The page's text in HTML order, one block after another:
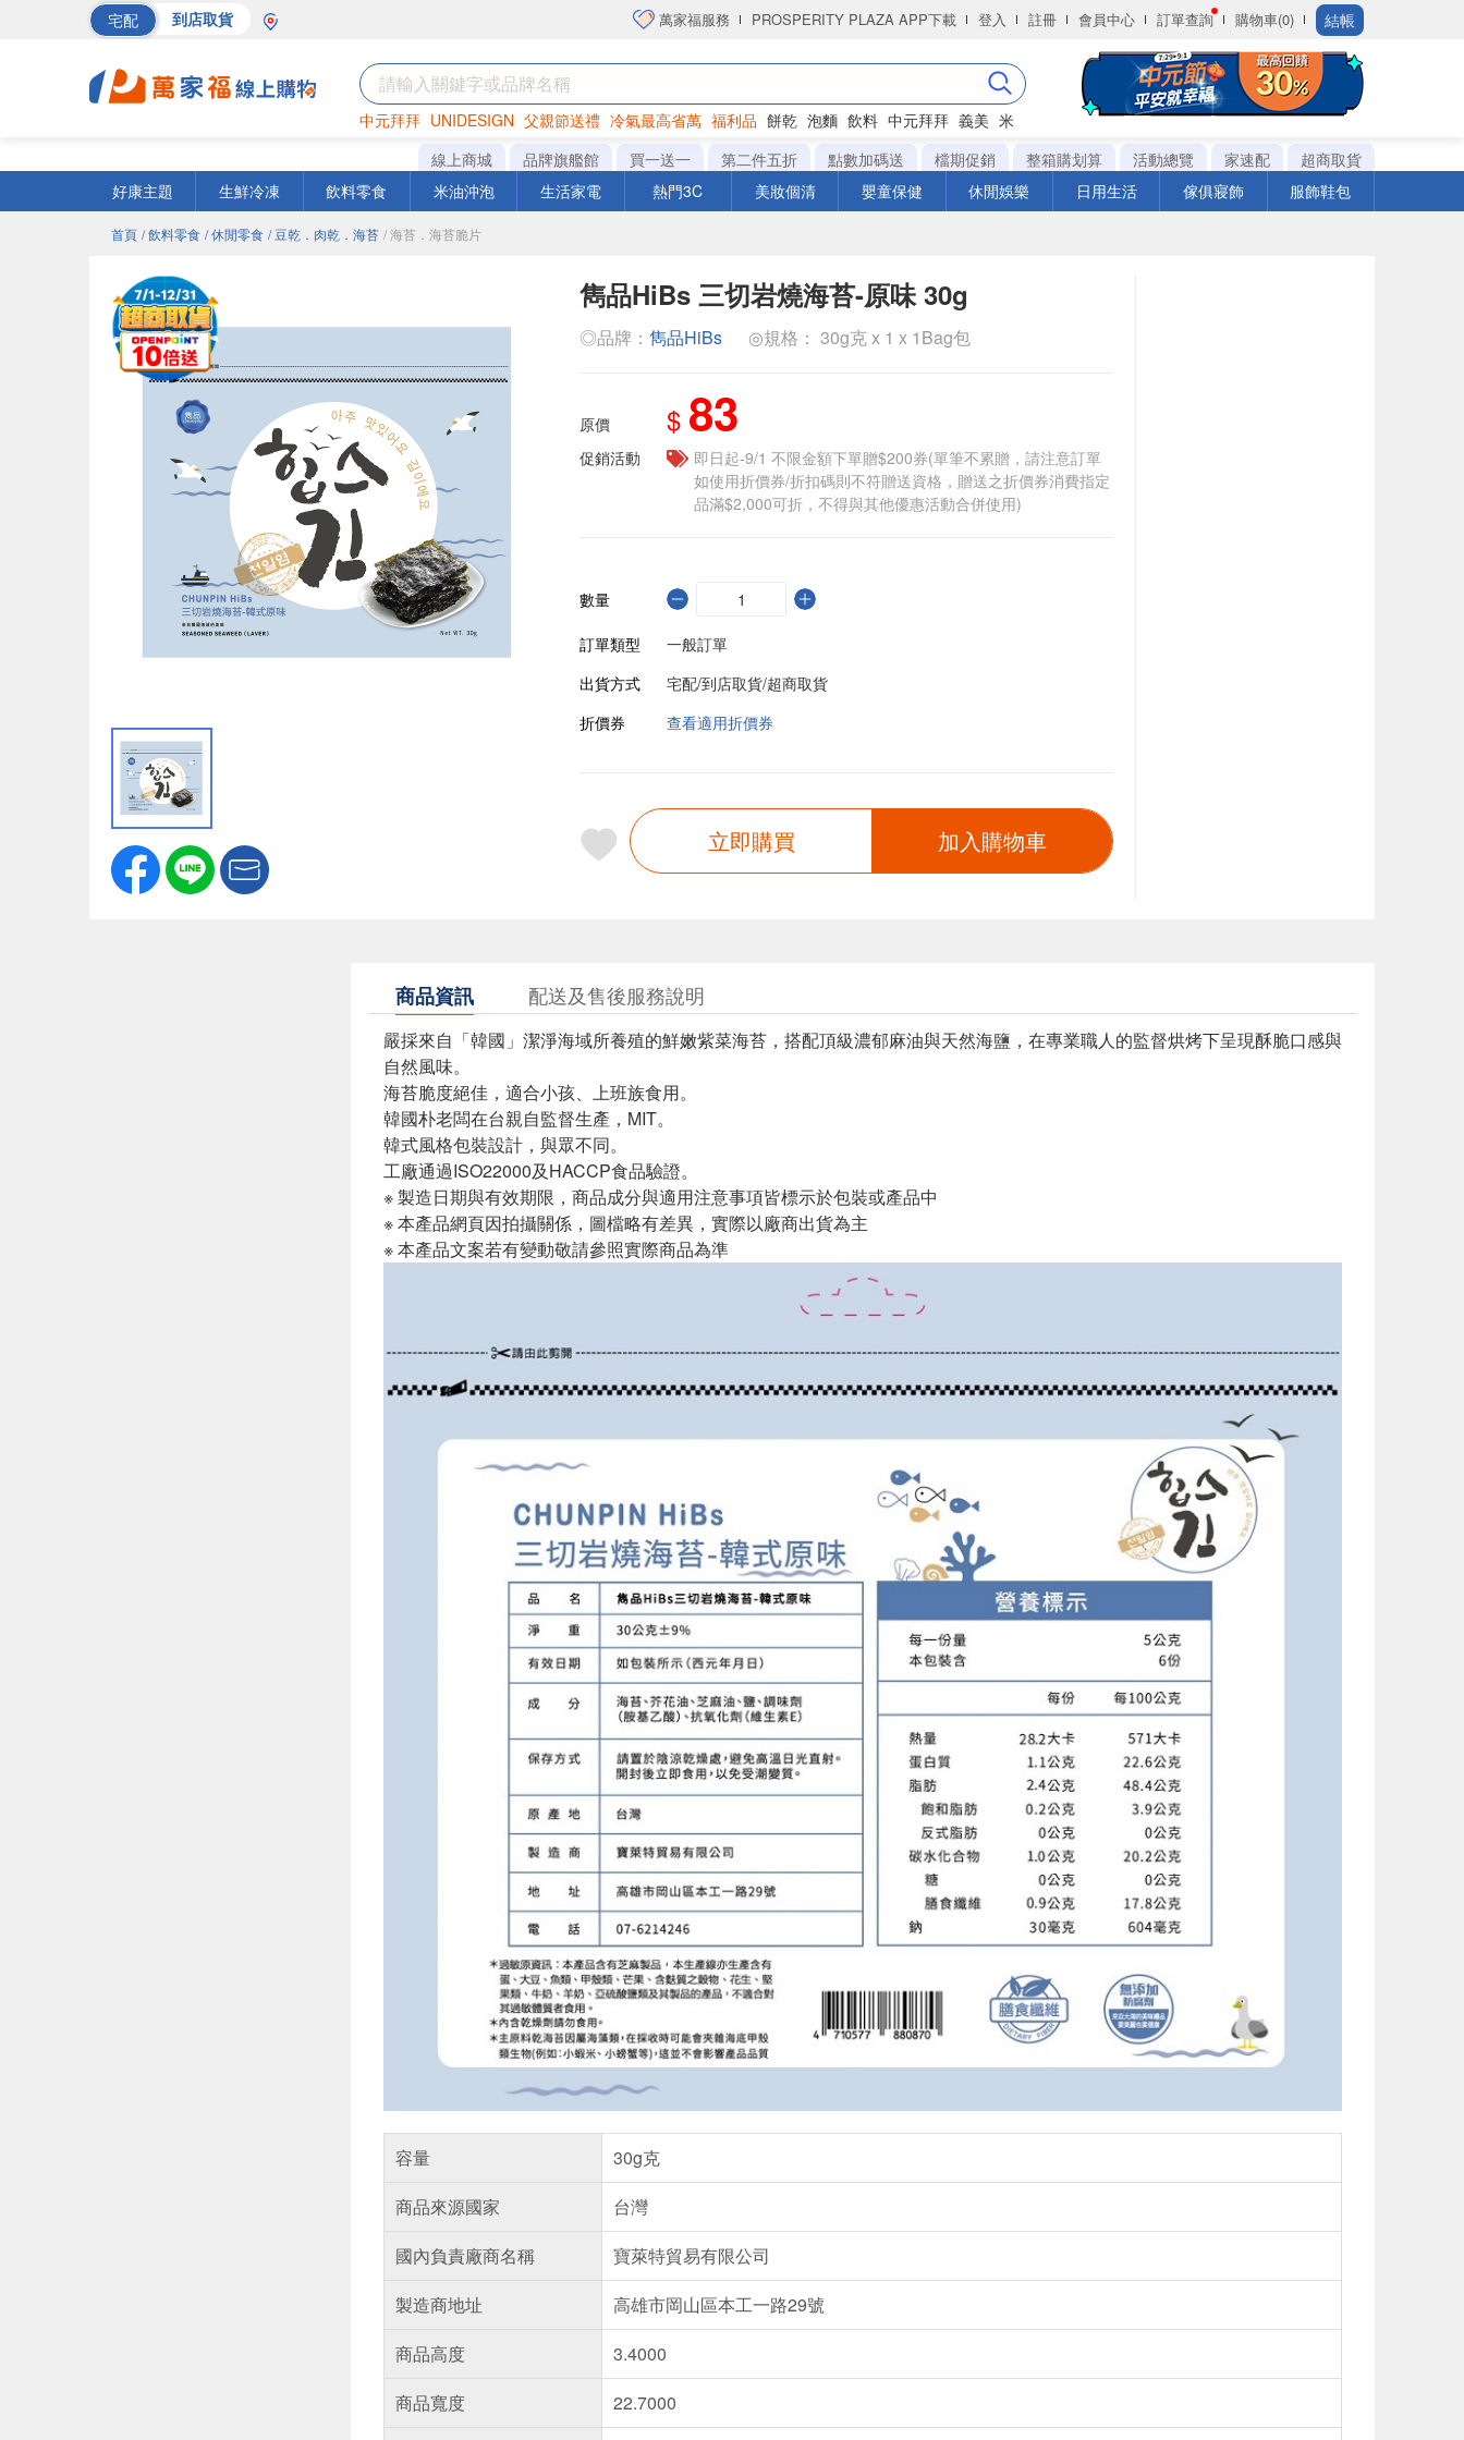
宅配 到店取貨 萬家福服務 PROSPERITY PLAZA APP下載 登入 註冊 會員中心 訂單查詢 購物車(0) 結帳
中元拜拜 UNIDESIGN 父親節送禮 冷氣最高省萬 福利品 餅乾 泡麵 飲料 中元拜拜 義美 米
罐頭 海苔 洋芋片
線上商城 品牌旗艦館 買一送一 第二件五折 點數加碼送 檔期促銷 整箱購划算 活動總覽 家速配
超商取貨
好康主題
生鮮冷凍 飲料零食 米油沖泡 生活家電 熱門3C 美妝個清 嬰童保健 休閒娛樂 日用生活 傢俱寢飾 服飾鞋包
首頁 / 飲料零食 / 休閒零食 / 豆乾．肉乾．海苔 / 海苔．海苔脆片
雋品HiBs 三切岩燒海苔-原味 30g
◎品牌： 雋品HiBs ◎規格： 30g克 x 1 x 1Bag包
原價 $ 83
促銷活動
即日起-9/1 不限金額下單贈$200券(單筆不累贈，請注意訂單
如使用折價券/折扣碼則不符贈送資格，贈送之折價券消費指定
品滿$2,000可折，不得與其他優惠活動合併使用)
數量
訂單類型
一般訂單
出貨方式
宅配/到店取貨/超商取貨
折價券
查看適用折價券
立即購買 加入購物車
商品資訊 配送及售後服務說明
嚴採來自「韓國」潔淨海域所養殖的鮮嫩紫菜海苔，搭配頂級濃郁麻油與天然海鹽，在專業職人的監督烘烤下呈現酥脆口感與
自然風味。
海苔脆度絕佳，適合小孩、上班族食用。
韓國朴老闆在台親自監督生產，MIT。
韓式風格包裝設計，與眾不同。
工廠通過ISO22000及HACCP食品驗證。
※ 製造日期與有效期限，商品成分與適用注意事項皆標示於包裝或產品中
※ 本產品網頁因拍攝關係，圖檔略有差異，實際以廠商出貨為主
※ 本產品文案若有變動敬請參照實際商品為準
容量
30g克
商品來源國家
台灣
國內負責廠商名稱
寶萊特貿易有限公司
製造商地址
高雄市岡山區本工一路29號
商品高度
3.4000
商品寬度
22.7000